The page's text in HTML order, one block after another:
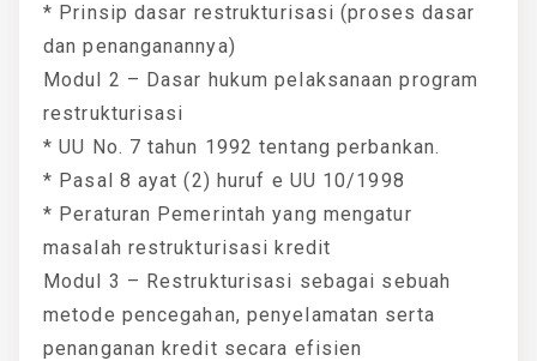
* Prinsip dasar restrukturisasi (proses dasar
dan penanganannya)
Modul 2 – Dasar hukum pelaksanaan program
restrukturisasi
* UU No. 7 tahun 1992 tentang perbankan.
* Pasal 8 ayat (2) huruf e UU 10/1998
* Peraturan Pemerintah yang mengatur
masalah restrukturisasi kredit
Modul 3 – Restrukturisasi sebagai sebuah
metode pencegahan, penyelamatan serta
penanganan kredit secara efisien